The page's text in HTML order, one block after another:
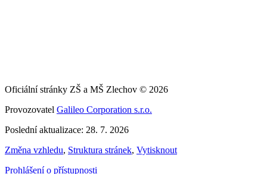
Oficiální stránky ZŠ a MŠ Zlechov © 2026
Provozovatel Galileo Corporation s.r.o.
Poslední aktualizace: 28. 7. 2026
Změna vzhledu, Struktura stránek, Vytisknout
Prohlášení o přístupnosti